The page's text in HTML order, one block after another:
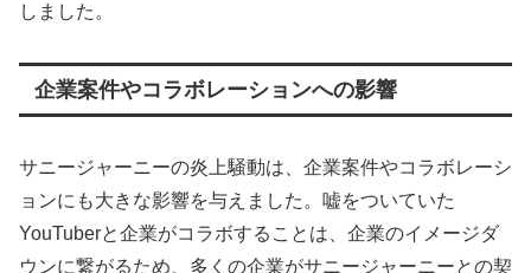
しました。
企業案件やコラボレーションへの影響
サニージャーニーの炎上騒動は、企業案件やコラボレーシ
ョンにも大きな影響を与えました。嘘をついていた
YouTuberと企業がコラボすることは、企業のイメージダ
ウンに繋がるため、多くの企業がサニージャーニーとの契